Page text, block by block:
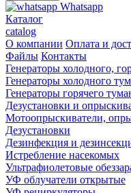
Whatsapp
Каталог
catalog
О компании Оплата и
Файлы Контакты
Генераторы холодного,
Генераторы холодного
Генераторы горячего
Дезустановки и
Мотоопрыскиватели,
Дезустановки
Дезинфекция и
Истребление насекомых
Ультрафиолетовые
УФ облучатели открытые